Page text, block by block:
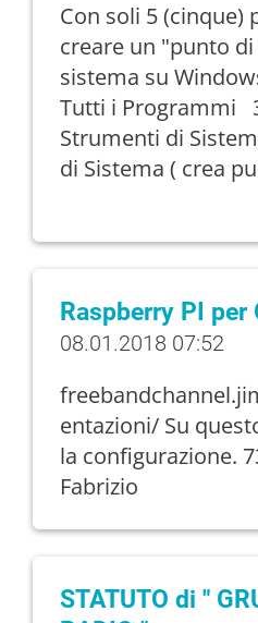
Con soli 5 (cinque)
creare un "punto
sistema su
Tutti i Programmi
Strumenti di
di Sistema ( crea
Raspberry PI per
08.01.2018 07:52
entazioni/ Su
la configurazione.
Fabrizio
STATUTO di "